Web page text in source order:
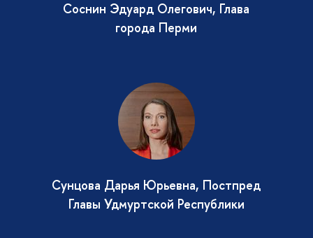
Соснин Эдуард Олегович, Глава
города Перми
Сунцова Дарья Юрьевна, Постпред
Главы Удмуртской Республики